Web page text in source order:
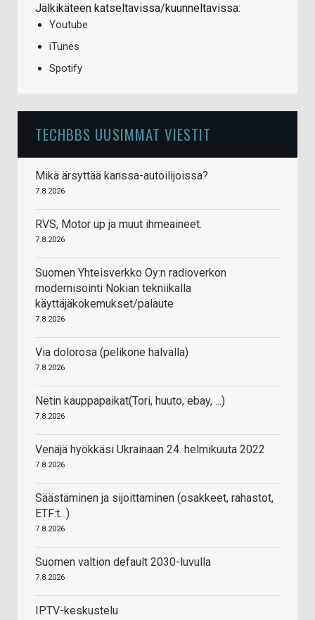
Jälkikäteen katseltavissa/kuunneltavissa:
Youtube
iTunes
Spotify
TECHBBS UUSIMMAT VIESTIT
Mikä ärsyttää kanssa-autoilijoissa?
7.8.2026
RVS, Motor up ja muut ihmeaineet.
7.8.2026
Suomen Yhteisverkko Oy:n radioverkon
modernisointi Nokian tekniikalla
käyttäjäkokemukset/palaute
7.8.2026
Via dolorosa (pelikone halvalla)
7.8.2026
Netin kauppapaikat(Tori, huuto, ebay, ...)
7.8.2026
Venäjä hyökkäsi Ukrainaan 24. helmikuuta 2022
7.8.2026
Säästäminen ja sijoittaminen (osakkeet, rahastot,
ETF:t...)
7.8.2026
Suomen valtion default 2030-luvulla
7.8.2026
IPTV-keskustelu